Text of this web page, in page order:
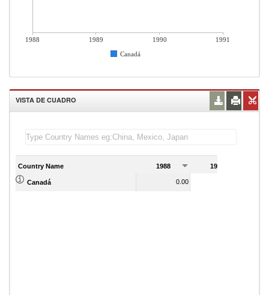
1988 1989 1990
1991
Canadá
VISTA DE CUADRO
Country Name 1988 1989
Canadá 0.00